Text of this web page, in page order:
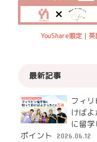
YouShare限定｜
最新記事
フィ
けば
に留
ポイント
2026.06.12